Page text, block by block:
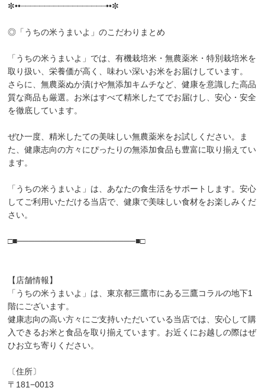
✼••┈┈┈┈┈┈┈┈┈┈┈┈┈┈┈┈┈┈••✼
◎「うちの米うまいよ」のこだわりまとめ
「うちの米うまいよ」では、有機栽培米・無農薬米・特別栽培米を
取り扱い、栄養価が高く、味わい深いお米をお届けしています。
さらに、無農薬ぬか漬けや無添加キムチなど、健康を意識した高品
質な商品も厳選。お米はすべて精米したてでお届けし、安心・安全
を徹底しています。
ぜひ一度、精米したての美味しい無農薬米をお試しください。ま
た、健康志向の方々にぴったりの無添加食品も豊富に取り揃えてい
ます。
「うちの米うまいよ」は、あなたの食生活をサポートします。安心
してご利用いただける当店で、健康で美味しい食材をお楽しみくだ
さい。
□■────────────────────■□
【店舗情報】
「うちの米うまいよ」は、東京都三鷹市にある三鷹コラルの地下1
階にございます。
健康志向の高い方々にご支持いただいている当店では、安心して購
入できるお米と食品を取り揃えています。お近くにお越しの際はぜ
ひお立ち寄りください。
〔住所〕
〒181−0013